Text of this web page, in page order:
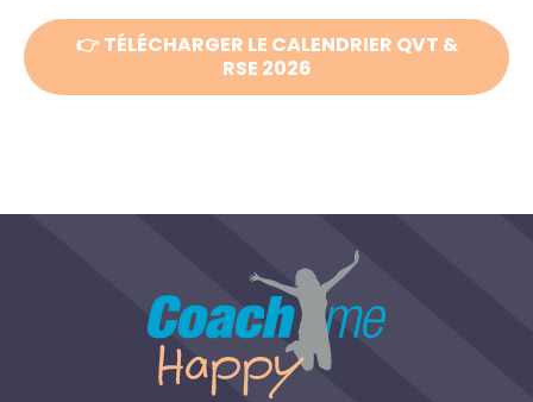
👉 TÉLÉCHARGER LE CALENDRIER QVT &
RSE 2026